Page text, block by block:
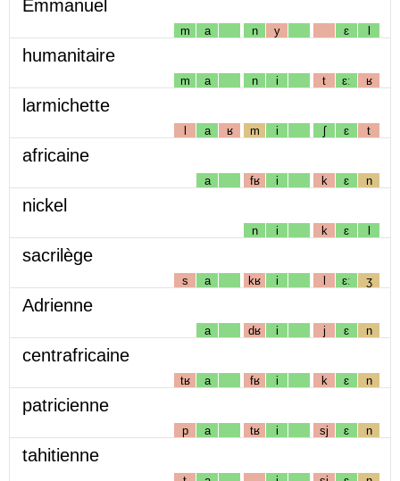
Emmanuel
m a n y ɛ l
humanitaire
m a n i t ɛː ʁ
larmichette
l a ʁ m i ʃ ɛ t
africaine
a fʁ i k ɛ n
nickel
n i k ɛ l
sacrilège
s a kʁ i l ɛː ʒ
Adrienne
a dʁ i j ɛ n
centrafricaine
tʁ a fʁ i k ɛ n
patricienne
p a tʁ i sj ɛ n
tahitienne